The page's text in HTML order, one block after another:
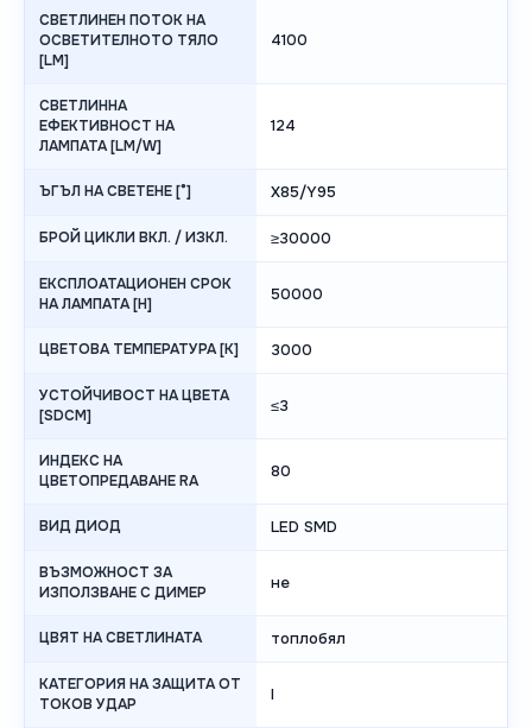
СВЕТЛИНЕН ПОТОК НА
ОСВЕТИТЕЛНОТО ТЯЛО
[LM]
4100
СВЕТЛИННА
ЕФЕКТИВНОСТ НА
ЛАМПАТА [LM/W]
124
ЪГЪЛ НА СВЕТЕНЕ [°] X85/Y95
БРОЙ ЦИКЛИ ВКЛ. / ИЗКЛ. ≥30000
ЕКСПЛОАТАЦИОНЕН СРОК
НА ЛАМПАТА [H]
50000
ЦВЕТОВА ТЕМПЕРАТУРА [K] 3000
УСТОЙЧИВОСТ НА ЦВЕТА
[SDCM]
≤3
ИНДЕКС НА
ЦВЕТОПРЕДАВАНЕ RA
80
ВИД ДИОД LED SMD
ВЪЗМОЖНОСТ ЗА
ИЗПОЛЗВАНЕ С ДИМЕР
не
ЦВЯТ НА СВЕТЛИНАТА топлобял
КАТЕГОРИЯ НА ЗАЩИТА ОТ
ТОКОВ УДАР
I